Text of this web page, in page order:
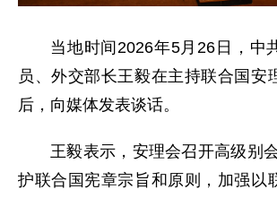
当地时间2026年5月26日，中
员、外交部长王毅在主持联合国安
后，向媒体发表谈话。
王毅表示，安理会召开高级别
护联合国宪章宗旨和原则，加强以